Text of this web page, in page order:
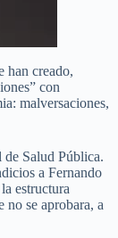
han creado,
con
malversaciones,
de Salud Pública.
a Fernando
estructura
se aprobara, a